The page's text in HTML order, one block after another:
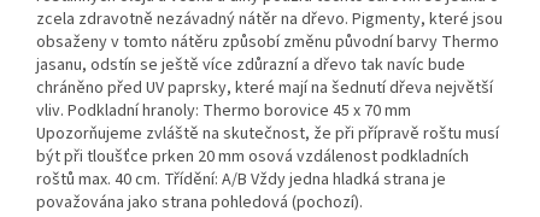
zcela zdravotně nezávadný nátěr na dřevo. Pigmenty, které jsou
obsaženy v tomto nátěru způsobí změnu původní barvy Thermo
jasanu, odstín se ještě více zdůrazní a dřevo tak navíc bude
chráněno před UV paprsky, které mají na šednutí dřeva největší
vliv. Podkladní hranoly: Thermo borovice 45 x 70 mm
Upozorňujeme zvláště na skutečnost, že při přípravě roštu musí
být při tloušťce prken 20 mm osová vzdálenost podkladních
roštů max. 40 cm. Třídění: A/B Vždy jedna hladká strana je
považována jako strana pohledová (pochozí).